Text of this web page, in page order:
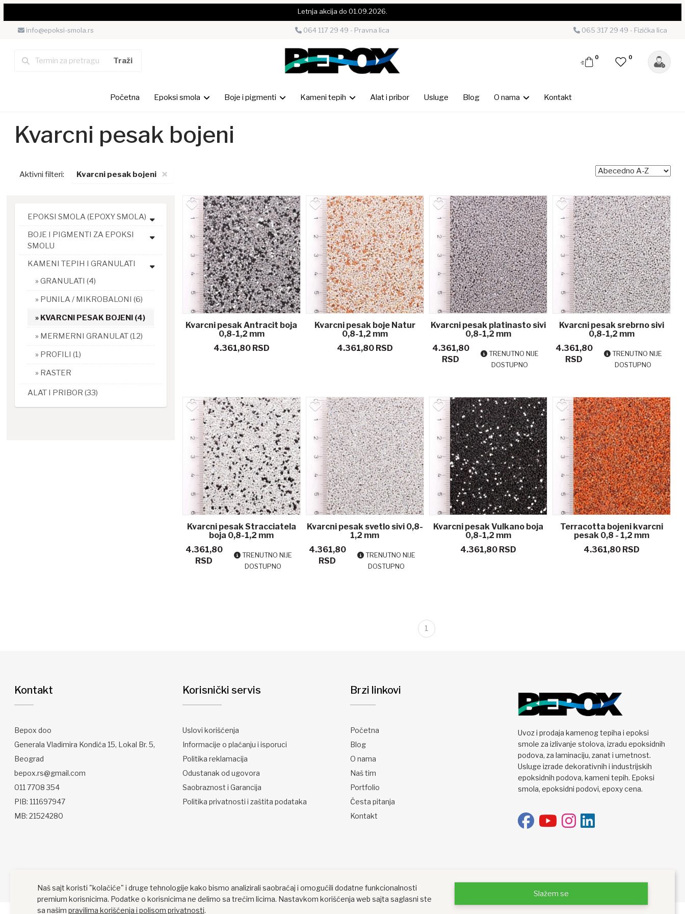
Letnja akcija do 01.09.2026.
info@epoksi-smola.rs 064 117 29 49 - Pravna lica 065 317 29 49 - Fizička lica
0 0
Početna Epoksi smola Boje i pigmenti Kameni tepih Alat i pribor Usluge Blog O nama Kontakt
Kvarcni pesak bojeni
Aktivni filteri: ×
Kvarcni pesak bojeni
EPOKSI SMOLA (EPOXY SMOLA)
BOJE I PIGMENTI ZA EPOKSI
SMOLU
KAMENI TEPIH I GRANULATI
GRANULATI (4)
PUNILA / MIKROBALONI (6)
KVARCNI PESAK BOJENI (4)
MERMERNI GRANULAT (12)
PROFILI (1)
RASTER
ALAT I PRIBOR (33)
Kvarcni pesak Antracit boja
0,8-1,2 mm
4.361,80 RSD
Kvarcni pesak boje Natur
0,8-1,2 mm
4.361,80 RSD
Kvarcni pesak platinasto sivi
0,8-1,2 mm
4.361,80
RSD
TRENUTNO NIJE
DOSTUPNO
Kvarcni pesak srebrno sivi
0,8-1,2 mm
4.361,80
RSD
TRENUTNO NIJE
DOSTUPNO
Kvarcni pesak Stracciatela
boja 0,8-1,2 mm
4.361,80
RSD
TRENUTNO NIJE
DOSTUPNO
Kvarcni pesak svetlo sivi 0,8-
1,2 mm
4.361,80
RSD
TRENUTNO NIJE
DOSTUPNO
Kvarcni pesak Vulkano boja
0,8-1,2 mm
4.361,80 RSD
Terracotta bojeni kvarcni
pesak 0,8 - 1,2 mm
4.361,80 RSD
1
Kontakt
Bepox doo
Generala Vladimira Kondića 15, Lokal Br. 5,
Beograd
bepox.rs@gmail.com
011 7708 354
PIB: 111697947
MB: 21524280
Korisnički servis
Uslovi korišćenja
Informacije o plaćanju i isporuci
Politika reklamacija
Odustanak od ugovora
Saobraznost i Garancija
Politika privatnosti i zaštita podataka
Brzi linkovi
Početna
Blog
O nama
Naš tim
Portfolio
Česta pitanja
Kontakt
Uvoz i prodaja kamenog tepiha i epoksi
smole za izlivanje stolova, izradu epoksidnih
podova, za laminaciju, zanat i umetnost.
Usluge izrade dekorativnih i industrijskih
epoksidnih podova, kameni tepih. Epoksi
smola, epoksidni podovi, epoxy cena.
Naš sajt koristi "kolačiće" i druge tehnologije kako bismo analizirali saobraćaj i omogućili dodatne funkcionalnosti
premium korisnicima. Podatke o korisnicima ne delimo sa trećim licima. Nastavkom korišćenja web sajta saglasni ste
sa našim pravilima korišćenja i polisom privatnosti.
Slažem se